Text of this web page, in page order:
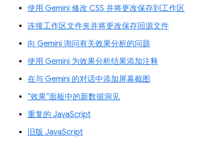
使用 Gemini 修改 CSS 并将更改保存到工作区
连接工作区文件夹并将更改保存回源文件
向 Gemini 询问有关效果分析的问题
使用 Gemini 为效果分析结果添加注释
在与 Gemini 的对话中添加屏幕截图
“效果”面板中的新数据洞见
重复的 JavaScript
旧版 JavaScript